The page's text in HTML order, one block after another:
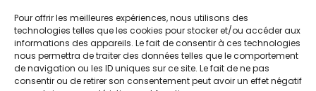
Pour offrir les meilleures expériences, nous utilisons des
technologies telles que les cookies pour stocker et/ou accéder aux
informations des appareils. Le fait de consentir à ces technologies
nous permettra de traiter des données telles que le comportement
de navigation ou les ID uniques sur ce site. Le fait de ne pas
consentir ou de retirer son consentement peut avoir un effet négatif
Tous nos jeux
Aménagement
Contact